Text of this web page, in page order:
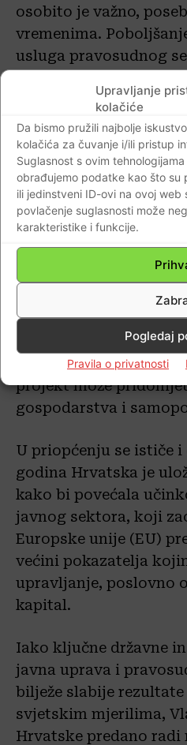
Upravljanje
kolačiće
Da bismo pružili najbolje
kolačića za čuvanje i/ili pristup
Suglasnost s ovim
obrađujemo podatke kao što su
ili jedinstveni ID-ovi na ovoj web
povlačenje suglasnosti može
karakteristike i funkcije.
Pogledaj
Pravila o privatnosti
osobito je važno,
vremenima.
usluga pravosudnog
koristiti jednostavniji i
način interakcije s
i responzivniji
sudovima, a svim
efikasnije i pouzdanije
vladavine prava”,
Capannelli, direktorica
banke za Hrvatsku i
Dodaje da u teškim
građane,
događajima koji su
sustav, grad Zagreb i
projekt može
gospodarstva i
U priopćenju se ističe
godina Hrvatska je
kako bi povećala
javnog sektora, koji
Europske unije (EU)
većini pokazatelja
upravljanje, poslovno
kapital.
Iako ključne državne
javna uprava i
bilježe slabije rezultate
svjetskim mjerilima,
Hrvatske predano radi